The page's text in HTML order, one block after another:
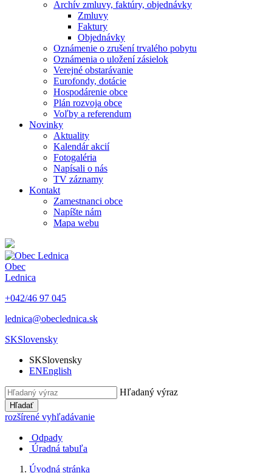
Archív zmluvy, faktúry, objednávky
Zmluvy
Faktury
Objednávky
Oznámenie o zrušení trvalého pobytu
Oznámenia o uložení zásielok
Verejné obstarávanie
Eurofondy, dotácie
Hospodárenie obce
Plán rozvoja obce
Voľby a referendum
Novinky
Aktuality
Kalendár akcií
Fotogaléria
Napísali o nás
TV záznamy
Kontakt
Zamestnanci obce
Napíšte nám
Mapa webu
Obec
Lednica
+042/46 97 045
lednica@obeclednica.sk
SKSlovensky
SKSlovensky
ENEnglish
Hľadaný výraz
Hľadať
rozšírené vyhľadávanie
Odpady
Úradná tabuľa
Úvodná stránka